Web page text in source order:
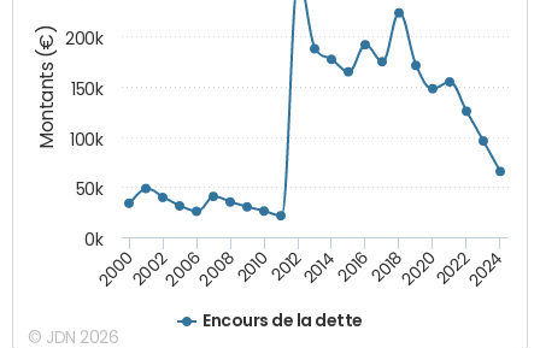
Montants (€)
Encours de la dette
200020022006200820102012201420162018202020222024
0k
50k
100k
150k
200k
© JDN 2026